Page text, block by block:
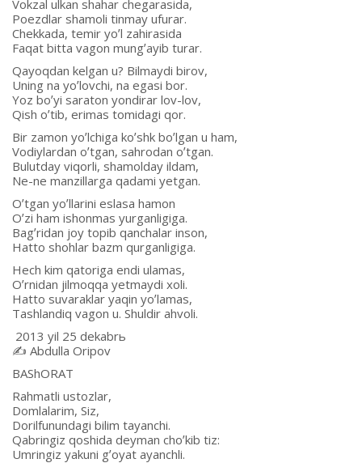
Vokzal ulkan shahar chegarasida,
Poezdlar shamoli tinmay ufurar.
Chekkada, temir yoʼl zahirasida
Faqat bitta vagon mungʼayib turar.
Qayoqdan kelgan u? Bilmaydi birov,
Uning na yoʼlovchi, na egasi bor.
Yoz boʼyi saraton yondirar lov-lov,
Qish oʼtib, erimas tomidagi qor.
Bir zamon yoʼlchiga koʼshk boʼlgan u ham,
Vodiylardan oʼtgan, sahrodan oʼtgan.
Bulutday viqorli, shamolday ildam,
Ne-ne manzillarga qadami yetgan.
Oʼtgan yoʼllarini eslasa hamon
Oʼzi ham ishonmas yurganligiga.
Bagʼridan joy topib qanchalar inson,
Hatto shohlar bazm qurganligiga.
Hech kim qatoriga endi ulamas,
Oʼrnidan jilmoqqa yetmaydi xoli.
Hatto suvaraklar yaqin yoʼlamas,
Tashlandiq vagon u. Shuldir ahvoli.
2013 yil 25 dekabrь
✍️ Аbdulla Oripov
BАShORАT
Rahmatli ustozlar,
Domlalarim, Siz,
Dorilfunundagi bilim tayanchi.
Qabringiz qoshida deyman choʼkib tiz:
Umringiz yakuni gʼoyat ayanchli.